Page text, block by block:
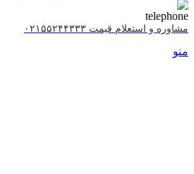
مشاوره و استعلام قیمت ۰۲۱۵۵۲۴۴۳۳۳
منو